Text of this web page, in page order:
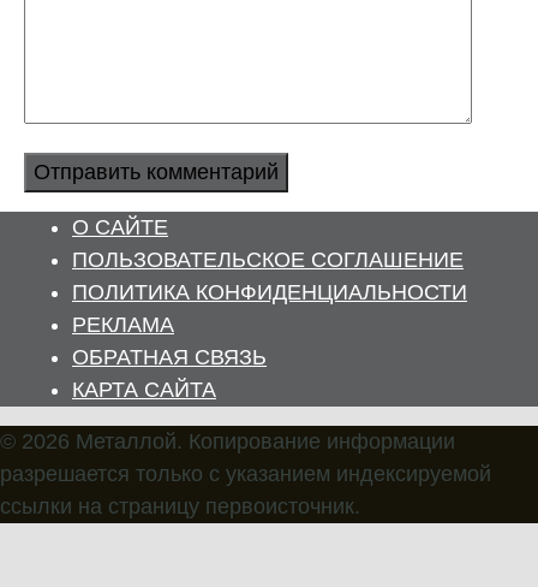
О САЙТЕ
ПОЛЬЗОВАТЕЛЬСКОЕ СОГЛАШЕНИЕ
ПОЛИТИКА КОНФИДЕНЦИАЛЬНОСТИ
РЕКЛАМА
ОБРАТНАЯ СВЯЗЬ
КАРТА САЙТА
© 2026 Металлой. Копирование информации
разрешается только с указанием индексируемой
ссылки на страницу первоисточник.